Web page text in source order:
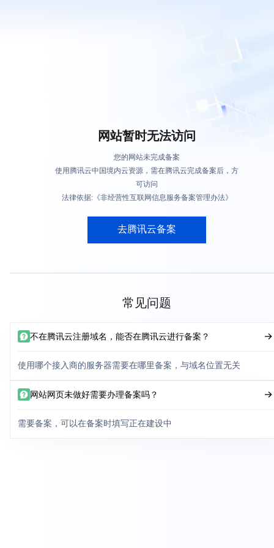
网站暂时无法访问
您的网站未完成备案
使用腾讯云中国境内云资源，需在腾讯云完成备案后，方
可访问
法律依据:《非经营性互联网信息服务备案管理办法》
去腾讯云备案
常见问题
不在腾讯云注册域名，能否在腾讯云进行备案？
使用哪个接入商的服务器需要在哪里备案，与域名位置无关
网站网页未做好需要办理备案吗？
需要备案，可以在备案时填写正在建设中